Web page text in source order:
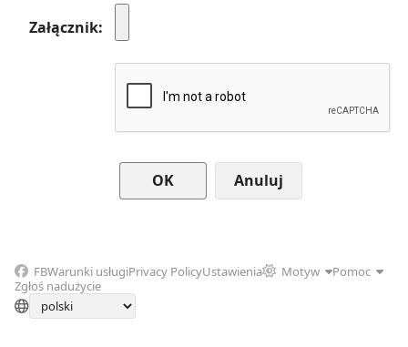
Załącznik
Anuluj
FBWarunki usługiPrivacy PolicyUstawienia Motyw
Pomoc
Zgłoś nadużycie